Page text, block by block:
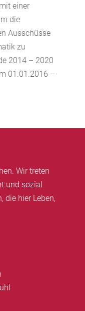
einer
die
Ausschüsse
zu
2014 – 2020
01.01.2016 –
Wir treten
und sozial
die hier Leben,